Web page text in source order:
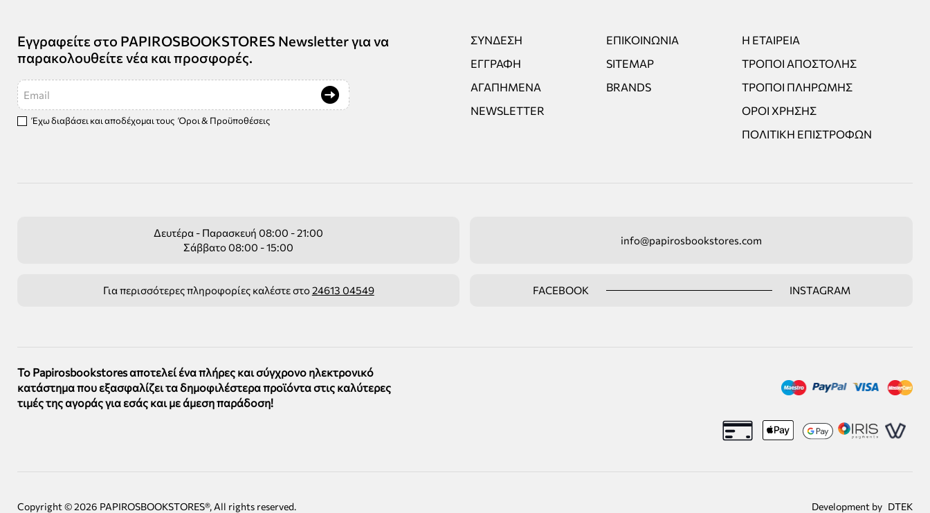
Εγγραφείτε στο PAPIROSBOOKSTORES Newsletter για να
παρακολουθείτε νέα και προσφορές.
Email
Έχω διαβάσει και αποδέχομαι τους Όροι & Προϋποθέσεις
ΣΎΝΔΕΣΗ
ΕΓΓΡΑΦΉ
ΑΓΑΠΗΜΈΝΑ
NEWSLETTER
ΕΠΙΚΟΙΝΩΝΊΑ
SITEMAP
BRANDS
Η ΕΤΑΙΡΕΊΑ
ΤΡΌΠΟΙ ΑΠΟΣΤΟΛΉΣ
ΤΡΌΠΟΙ ΠΛΗΡΩΜΉΣ
ΌΡΟΙ ΧΡΉΣΗΣ
ΠΟΛΙΤΙΚΉ ΕΠΙΣΤΡΟΦΏΝ
Δευτέρα - Παρασκευή 08:00 - 21:00
Σάββατο 08:00 - 15:00
info@papirosbookstores.com
Για περισσότερες πληροφορίες καλέστε στο24613 04549 FACEBOOK INSTAGRAM
Το Papirosbookstores αποτελεί ένα πλήρες και σύγχρονο ηλεκτρονικό
κατάστημα που εξασφαλίζει τα δημοφιλέστερα προϊόντα στις καλύτερες
τιμές της αγοράς για εσάς και με άμεση παράδοση!
Copyright ©2026 PAPIROSBOOKSTORES®, All rights reserved. Development by DTEK